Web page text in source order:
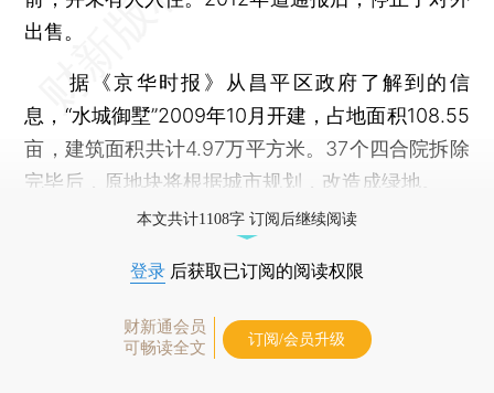
出售。
据《京华时报》从昌平区政府了解到的信
息，“水城御墅”2009年10月开建，占地面积108.55
亩，建筑面积共计4.97万平方米。37个四合院拆除
完毕后，原地块将根据城市规划，改造成绿地。
本文共计1108字 订阅后继续阅读
登录 后获取已订阅的阅读权限
财新通会员
可畅读全文
订阅/会员升级